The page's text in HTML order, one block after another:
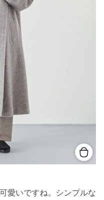
愛いですね。シンプルな